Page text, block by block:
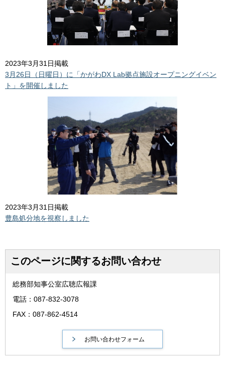
2023年3月31日掲載
3月26日（日曜日）に「かがわDX Lab拠点施設オープニングイベン
ト」を開催しました
2023年3月31日掲載
豊島処分地を視察しました
このページに関するお問い合わせ
総務部知事公室広聴広報課
電話：087-832-3078
FAX：087-862-4514